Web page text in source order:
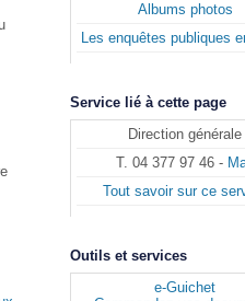
Albums photos
Les enquêtes publiques
Service lié à cette page
Direction générale
T. 04 377 97 46 -
Tout savoir sur ce
Outils et services
e-Guichet